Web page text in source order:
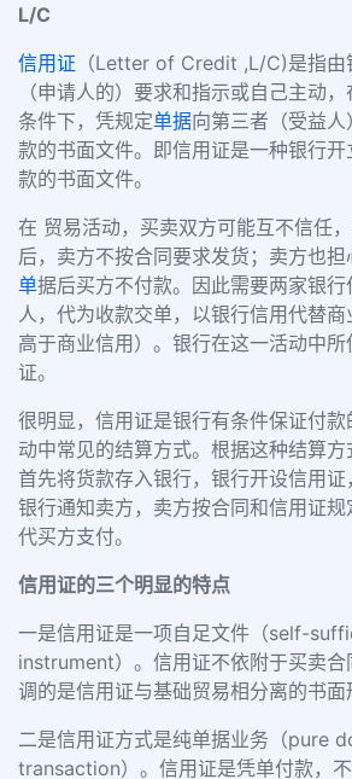
L/C
信用证 （Letter of Credit ,L/C)是指由
（申请人的）要求和指示或自己主动
条件下，凭规定单据向第三者（受益
款的书面文件。即信用证是一种银行
款的书面文件。
在 贸易活动，买卖双方可能互不信任
后，卖方不按合同要求发货；卖方也
单据后买方不付款。因此需要两家银
人，代为收款交单，以银行信用代替
高于商业信用）。银行在这一活动中
证。
很明显，信用证是银行有条件保证付
动中常见的结算方式。根据这种结算
首先将货款存入银行，银行开设信用
银行通知卖方，卖方按合同和信用证
代买方支付。
信用证的三个明显的特点
一是信用证是一项自足文件（self-
instrument）。信用证不依附于买卖合
调的是信用证与基础贸易相分离的书面
二是信用证方式是纯单据业务（pure
transaction）。信用证是凭单付款，